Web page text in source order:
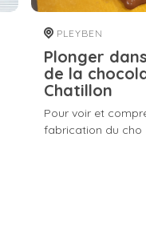
PLEYBEN
Plonger
de la
Chatillon
Pour voir et
fabrication du cho